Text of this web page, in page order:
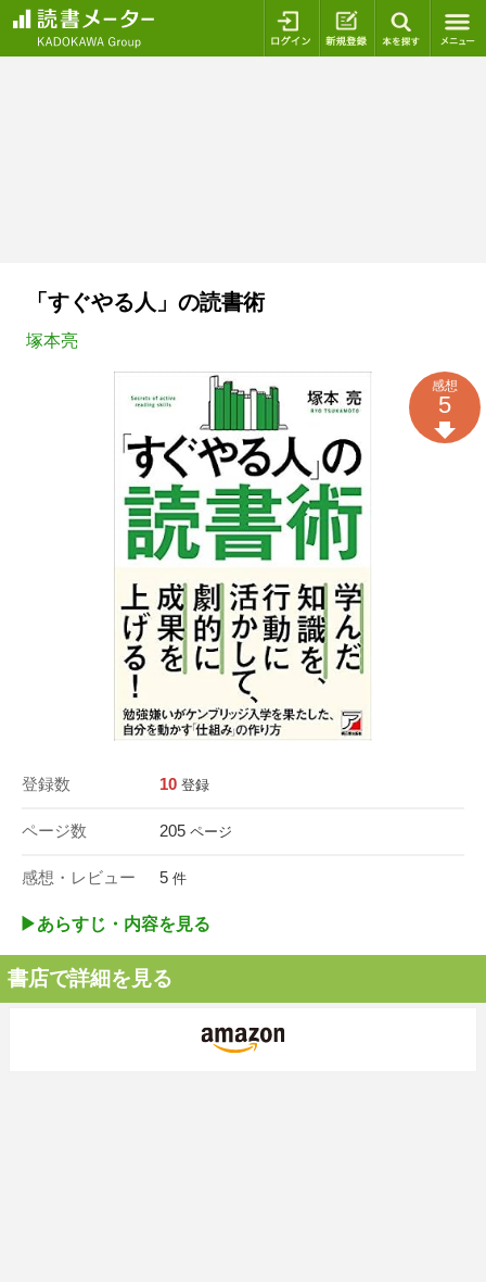
ログイン 新規登録
「すぐやる人」の読書術
塚本亮
登録数 10 登録
ページ数 205 ページ
感想・レビュー 5 件
感想
5
▶︎あらすじ・内容を見る
書店で詳細を見る